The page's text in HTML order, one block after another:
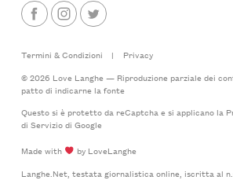
Termini & Condizioni |
Privacy
© 2026 Love Langhe — Riproduzione parziale dei
patto di indicarne la fonte
Questo si è protetto da reCaptcha e si applicano la
di Serviziodi Google
Made with
by LoveLanghe
Langhe.Net, testata giornalistica online, iscritta al